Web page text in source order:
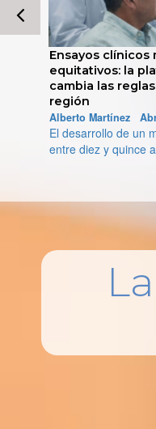
Ensayos clínicos
equitativos: la
cambia las
región
Alberto Martínez
El desarrollo de un
entre diez y quince